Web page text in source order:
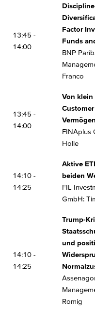
13:45 -
14:00
Factor
Funds
BNP
Franco
13:45 -
14:00
Von klein
FINAplus
Holle
14:10 -
14:25
Aktive
beiden
FIL
GmbH:
14:10 -
14:25
Trump-
und
Romig